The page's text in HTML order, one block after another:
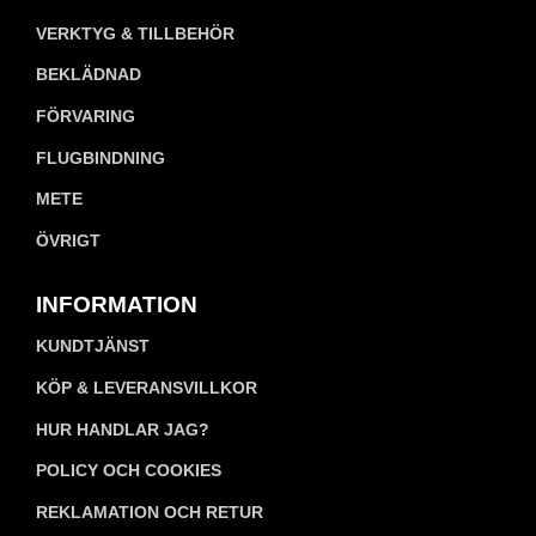
VERKTYG & TILLBEHÖR
BEKLÄDNAD
FÖRVARING
FLUGBINDNING
METE
ÖVRIGT
INFORMATION
KUNDTJÄNST
KÖP & LEVERANSVILLKOR
HUR HANDLAR JAG?
POLICY OCH COOKIES
REKLAMATION OCH RETUR